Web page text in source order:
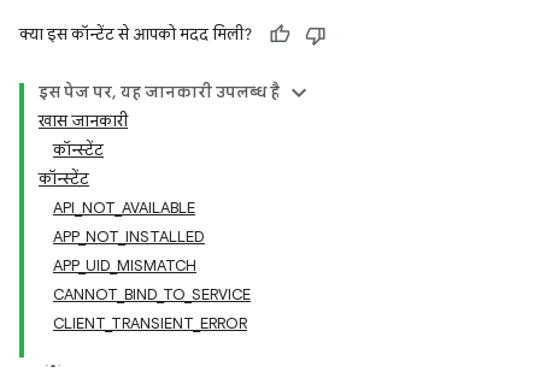
क्या इस कॉन्टेंट से आपको मदद मिली?
इस पेज पर, यह जानकारी उपलब्ध है
खास जानकारी
कॉन्स्टेंट
कॉन्स्टेंट
API_NOT_AVAILABLE
APP_NOT_INSTALLED
APP_UID_MISMATCH
CANNOT_BIND_TO_SERVICE
CLIENT_TRANSIENT_ERROR